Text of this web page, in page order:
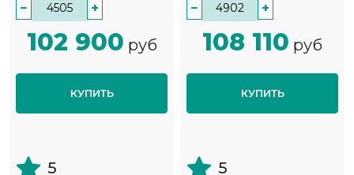
− +
102 900 руб
КУПИТЬ
5
− +
108 110 руб
КУПИТЬ
5